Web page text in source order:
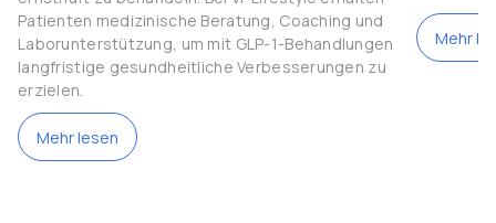
Patienten medizinische Beratung, Coaching und
Laborunterstützung, um mit GLP-1-Behandlungen
langfristige gesundheitliche Verbesserungen zu
erzielen.
Mehr lesen
Mehr